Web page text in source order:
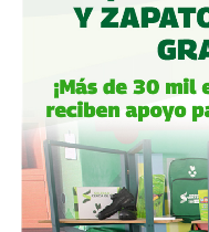
bajo su cuidado, para
ciudad que también es
Gobierno municipal:no
solo de cara a la
háganlas bien,
oportunamente a los
Ya aprovechando,